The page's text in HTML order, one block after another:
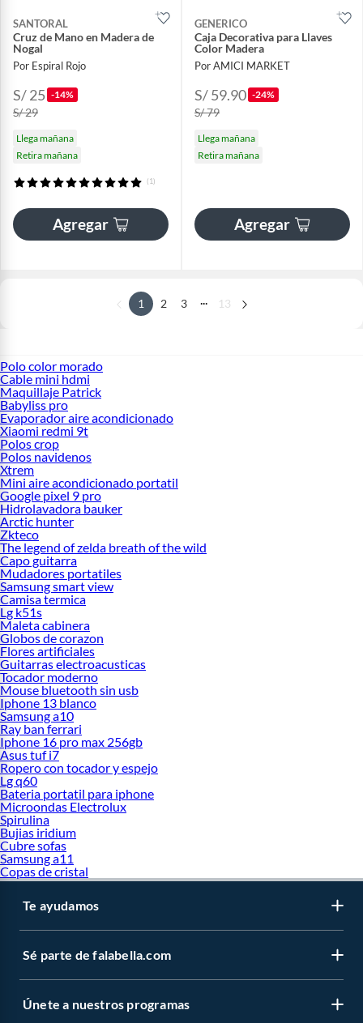
SANTORAL
Cruz de Mano en Madera de
Nogal
Por Espiral Rojo
S/ 25 -14%
S/ 29
Llega mañana
Retira mañana
(1)
Agregar
GENERICO
Caja Decorativa para Llaves
Color Madera
Por AMICI MARKET
S/ 59.90 -24%
S/ 79
Llega mañana
Retira mañana
Agregar
1 2 3 ... 13
Polo color morado
Cable mini hdmi
Maquillaje Patrick
Babyliss pro
Evaporador aire acondicionado
Xiaomi redmi 9t
Polos crop
Polos navidenos
Xtrem
Mini aire acondicionado portatil
Google pixel 9 pro
Hidrolavadora bauker
Arctic hunter
Zkteco
The legend of zelda breath of the wild
Capo guitarra
Mudadores portatiles
Samsung smart view
Camisa termica
Lg k51s
Maleta cabinera
Globos de corazon
Flores artificiales
Guitarras electroacusticas
Tocador moderno
Mouse bluetooth sin usb
Iphone 13 blanco
Samsung a10
Ray ban ferrari
Iphone 16 pro max 256gb
Asus tuf i7
Ropero con tocador y espejo
Lg q60
Bateria portatil para iphone
Microondas Electrolux
Spirulina
Bujias iridium
Cubre sofas
Samsung a11
Copas de cristal
Te ayudamos
Sé parte de falabella.com
Únete a nuestros programas